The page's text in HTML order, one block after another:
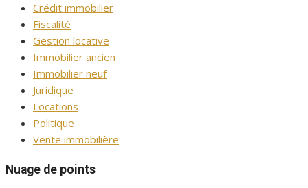
Crédit immobilier
Fiscalité
Gestion locative
Immobilier ancien
Immobilier neuf
Juridique
Locations
Politique
Vente immobilière
Nuage de points